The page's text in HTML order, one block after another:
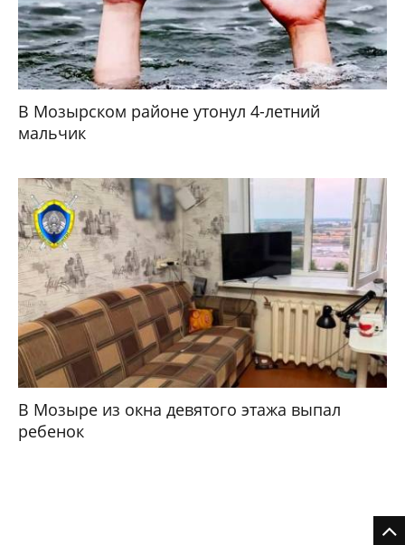
В Мозырском районе утонул 4-летний
мальчик
В Мозыре из окна девятого этажа выпал
ребенок